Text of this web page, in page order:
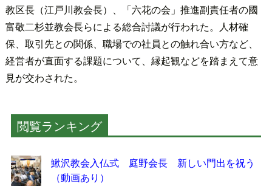
教区長（江戸川教会長）、「六花の会」推進副責任者の國
富敬二杉並教会長らによる総合討議が行われた。人材確
保、取引先との関係、職場での社員との触れ合い方など、
経営者が直面する課題について、縁起観などを踏まえて意
見が交わされた。
閲覧ランキング
鰍沢教会入仏式 庭野会長 新しい門出を祝う
（動画あり）